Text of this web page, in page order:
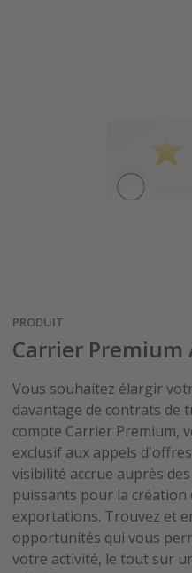
PRODUIT
Carrier Premium
Vous souhaitez élargir
davantage de contrats de
compte Carrier Premium,
exclusif aux appels
visibilité accrue auprès
puissants pour la
exportations. Trouvez et
opportunités qui vous
votre activité, le tout sur